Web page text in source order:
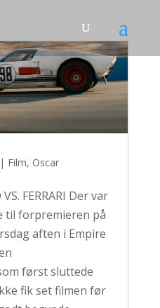
| Film, Oscar
FERRARI Der var
til forpremieren på
aften i Empire
først sluttede
fik set filmen før